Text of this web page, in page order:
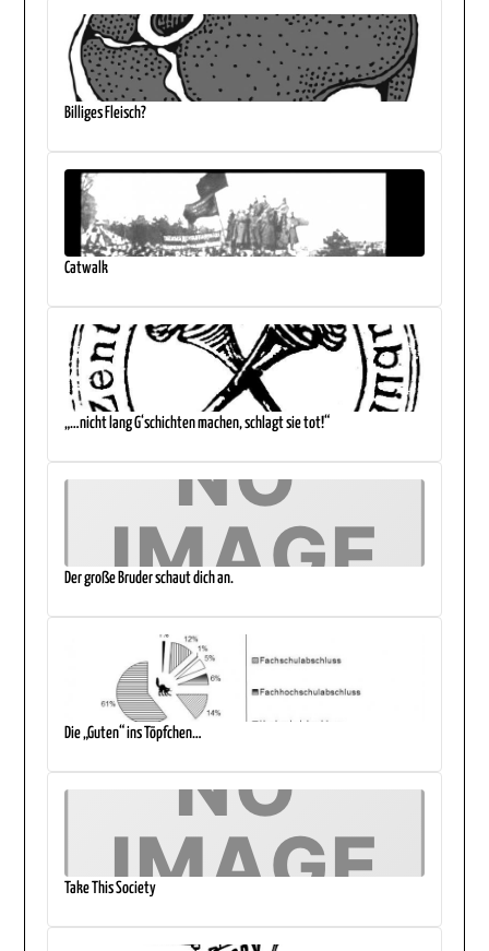
Billiges Fleisch?
Catwalk
„…nicht lang G‘schichten machen, schlagt sie tot!“
Der große Bruder schaut dich an.
Die „Guten“ ins Töpfchen…
Take This Society